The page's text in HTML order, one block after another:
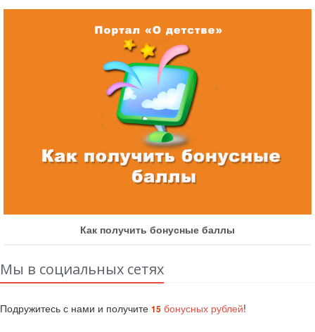
Как получить бонусные баллы
Мы в социальных сетях
Подружитесь с нами и получите 15 бонусных рублей!